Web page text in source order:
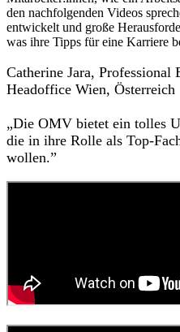
den nachfolgenden Videos
entwickelt und große
was ihre Tipps für eine Karriere
Catherine Jara,
Headoffice Wien, Österreich
„Die OMV bietet ein tolles
die in ihre Rolle als Top-
wollen.”